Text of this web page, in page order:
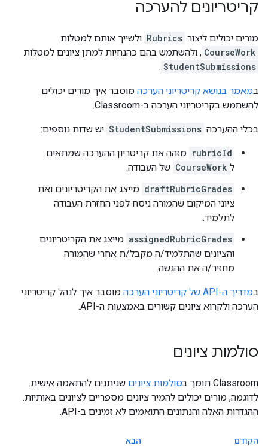
קריטריונים להערכה
מורים יכולים ליצור Rubrics ולשייך אותם למטלות
CourseWork , ולהשתמש בהם כהנחיות למתן ציונים למטלות
StudentSubmissions
.
במאמר בנושא קריטריוני הערכה מוסבר איך מורים יכולים
להשתמש בקריטריוני הערכה ב-Classroom.
בכלי ההערכה StudentSubmissions יש שדות נוספים:
rubricId מזהה את קריטריון ההערכה שמתאים
ל CourseWork של העבודה.
draftRubricGrades מייצג את הקריטריונים ואת
ציוני המיקום שהמורה ניסח לפני החזרת העבודה
לתלמיד.
assignedRubricGrades מייצג את הקריטריונים
והציונים שהתלמיד/ה מקבל/ת אחרי שהמורה
מחזיר/ה את ההגשה.
במדריך ה-API של קריטריוני הערכה
מוסבר איך לנהל קריטריוני
הערכה ולקרוא ציונים קשורים באמצעות ה-API.
סולמות ציונים
‫Classroom תומך ב סולמות ציונים שניתנים להתאמה אישית.
לדוגמה, מורים יכולים להמיר ציונים מספריים לציונים באותיות.
ההגדרות האלה והנתונים התואמים לא זמינים ב-API.
הקודם
הבא